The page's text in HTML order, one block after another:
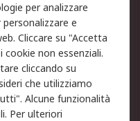
Privacy -
d'uso
generali di
per analizzare
e
Cliccare su "Accetta
non essenziali.
cliccando su
che utilizziamo
Alcune funzionalità
Per ulteriori